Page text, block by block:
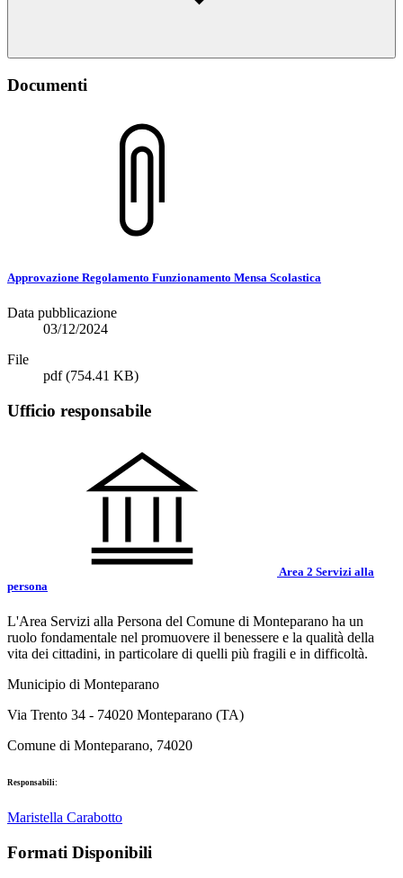
Documenti
Approvazione Regolamento Funzionamento Mensa Scolastica
Data pubblicazione
03/12/2024
File
pdf(754.41 KB)
Ufficio responsabile
Area 2 Servizi alla
persona
L'Area Servizi alla Persona del Comune di Monteparano ha un
ruolo fondamentale nel promuovere il benessere e la qualità della
vita dei cittadini, in particolare di quelli più fragili e in difficoltà.
Municipio di Monteparano
Via Trento 34 - 74020 Monteparano (TA)
Comune di Monteparano, 74020
Responsabili:
Maristella Carabotto
Formati Disponibili